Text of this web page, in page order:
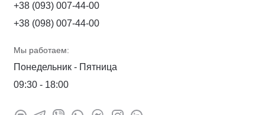
+38 (093) 007-44-00
+38 (098) 007-44-00
Мы работаем:
Понедельник - Пятница
09:30 - 18:00